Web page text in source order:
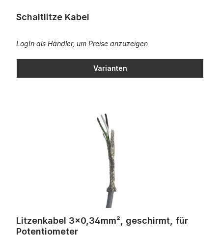
Schaltlitze Kabel
LogIn als Händler, um Preise anzuzeigen
Varianten
Litzenkabel 3x0,34mm², geschirmt, für
Potentiometer